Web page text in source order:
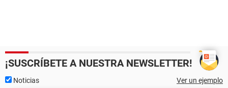
¡SUSCRÍBETE A NUESTRA NEWSLETTER!
Noticias Ver un ejemplo